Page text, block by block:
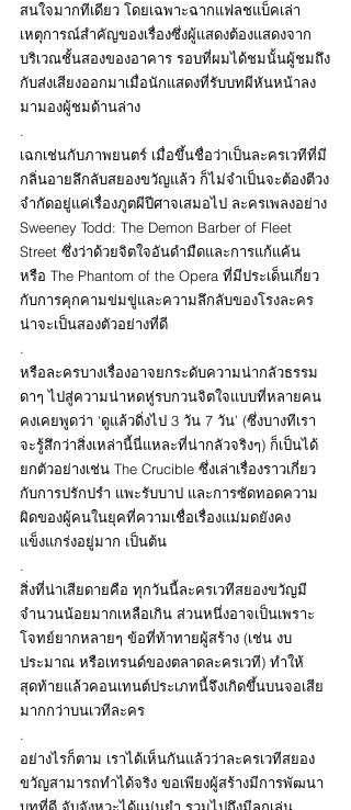
สนใจมากทีเดียว โดยเฉพาะฉากแฟลชแบ็คเล่า
เหตุการณ์สำคัญของเรื่องซึ่งผู้แสดงต้องแสดงจาก
บริเวณชั้นสองของอาคาร รอบที่ผมได้ชมนั้นผู้ชมถึง
กับส่งเสียงออกมาเมื่อนักแสดงที่รับบทผีหันหน้าลง
มามองผู้ชมด้านล่าง
.
เฉกเช่นกับภาพยนตร์ เมื่อขึ้นชื่อว่าเป็นละครเวทีที่มี
กลิ่นอายลึกลับสยองขวัญแล้ว ก็ไม่จำเป็นจะต้องตีวง
จำกัดอยู่แค่เรื่องภูตผีปีศาจเสมอไป ละครเพลงอย่าง
Sweeney Todd: The Demon Barber of Fleet
Street ซึ่งว่าด้วยจิตใจอันดำมืดและการแก้แค้น
หรือ The Phantom of the Opera ที่มีประเด็นเกี่ยว
กับการคุกคามข่มขู่และความลึกลับของโรงละคร
น่าจะเป็นสองตัวอย่างที่ดี
.
หรือละครบางเรื่องอาจยกระดับความน่ากลัวธรรม
ดาๆ ไปสู่ความน่าหดหู่รบกวนจิตใจแบบที่หลายคน
คงเคยพูดว่า ‘ดูแล้วดิ่งไป 3 วัน 7 วัน’ (ซึ่งบางทีเรา
จะรู้สึกว่าสิ่งเหล่านี้นี่แหละที่น่ากลัวจริงๆ) ก็เป็นได้
ยกตัวอย่างเช่น The Crucible ซึ่งเล่าเรื่องราวเกี่ยว
กับการปรักปรำ แพะรับบาป และการซัดทอดความ
ผิดของผู้คนในยุคที่ความเชื่อเรื่องแม่มดยังคง
แข็งแกร่งอยู่มาก เป็นต้น
.
สิ่งที่น่าเสียดายคือ ทุกวันนี้ละครเวทีสยองขวัญมี
จำนวนน้อยมากเหลือเกิน ส่วนหนึ่งอาจเป็นเพราะ
โจทย์ยากหลายๆ ข้อที่ท้าทายผู้สร้าง (เช่น งบ
ประมาณ หรือเทรนด์ของตลาดละครเวที) ทำให้
สุดท้ายแล้วคอนเทนต์ประเภทนี้จึงเกิดขึ้นบนจอเสีย
มากกว่าบนเวทีละคร
.
อย่างไรก็ตาม เราได้เห็นกันแล้วว่าละครเวทีสยอง
ขวัญสามารถทำได้จริง ขอเพียงผู้สร้างมีการพัฒนา